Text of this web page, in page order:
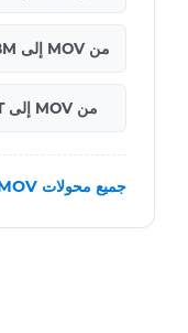
من MOV إلى WEBM
من MOV إلى TXT
جميع محولات MOV →